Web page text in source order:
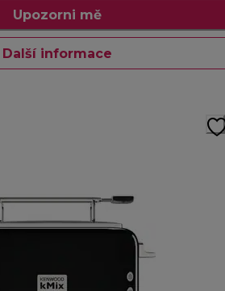
Upozorni mě
Další informace